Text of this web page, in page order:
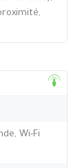
Wi-Fi